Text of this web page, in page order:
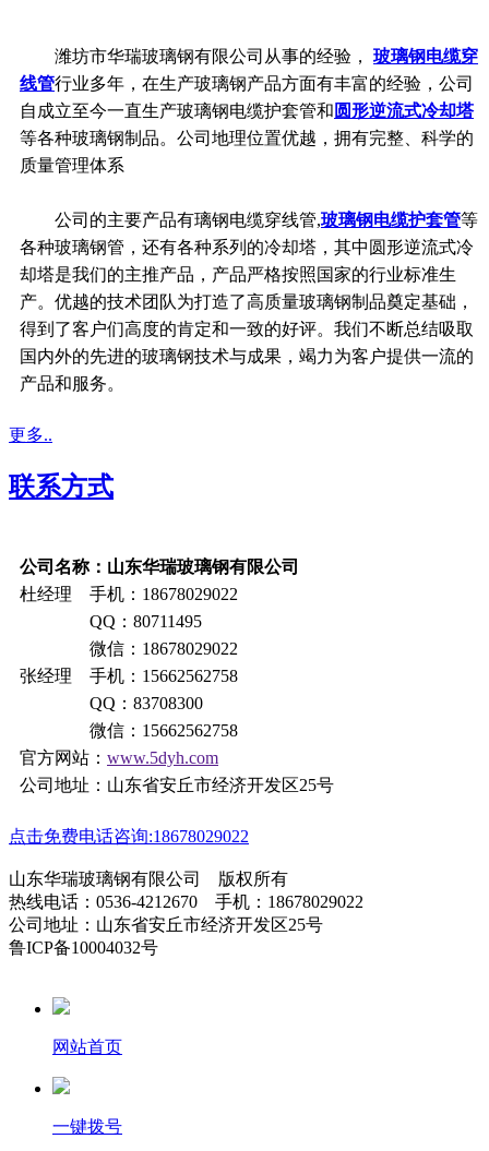
潍坊市华瑞玻璃钢有限公司从事的经验， 玻璃钢电缆穿
线管行业多年，在生产玻璃钢产品方面有丰富的经验，公司
自成立至今一直生产玻璃钢电缆护套管和 圆形逆流式冷却塔
等各种玻璃钢制品。公司地理位置优越，拥有完整、科学的
质量管理体系
公司的主要产品有璃钢电缆穿线管,玻璃钢电缆护套管等
各种玻璃钢管，还有各种系列的冷却塔，其中圆形逆流式冷
却塔是我们的主推产品，产品严格按照国家的行业标准生
产。优越的技术团队为打造了高质量玻璃钢制品奠定基础，
得到了客户们高度的肯定和一致的好评。我们不断总结吸取
国内外的先进的玻璃钢技术与成果，竭力为客户提供一流的
产品和服务。
更多..
联系方式
公司名称：山东华瑞玻璃钢有限公司
杜经理 手机：18678029022
QQ：80711495
微信：18678029022
张经理 手机：15662562758
QQ：83708300
微信：15662562758
官方网站： www.5dyh.com
公司地址：山东省安丘市经济开发区25号
点击免费电话咨询:18678029022
山东华瑞玻璃钢有限公司 版权所有
热线电话：0536-4212670 手机：18678029022
公司地址：山东省安丘市经济开发区25号
鲁ICP备10004032号
网站首页
一键拨号